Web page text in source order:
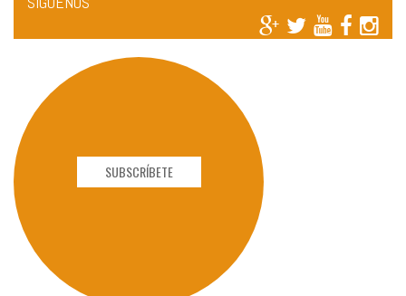
SUBSCRÍBETE